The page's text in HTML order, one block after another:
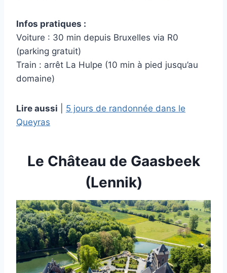
Infos pratiques :
Voiture : 30 min depuis Bruxelles via R0
(parking gratuit)
Train : arrêt La Hulpe (10 min à pied jusqu’au
domaine)
Lire aussi
5 jours de randonnée dans le
Queyras
Le Château de Gaasbeek
(Lennik)